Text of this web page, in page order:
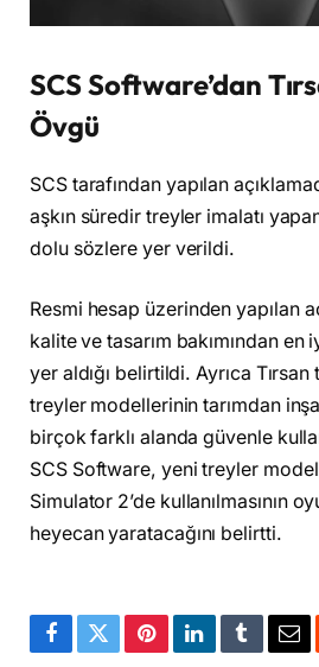
SCS Software’dan
Övgü
SCS tarafından yapılan
aşkın süredir treyler imalatı
dolu sözlere yer verildi.
Resmi hesap üzerinden yapılan
kalite ve tasarım bakımından en
yer aldığı belirtildi. Ayrıca
treyler modellerinin tarımdan
birçok farklı alanda güvenle
SCS Software, yeni treyler
Simulator 2’de kullanılmasının
heyecan yaratacağını belirtti.
Facebook
TwitterPinterestLinkedInTumblr